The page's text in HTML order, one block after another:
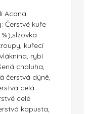
Acana
Čerstvé kuře
kuřecí
rybí
chaluha,
čerstvá dýně,
celá
celé
kapusta,